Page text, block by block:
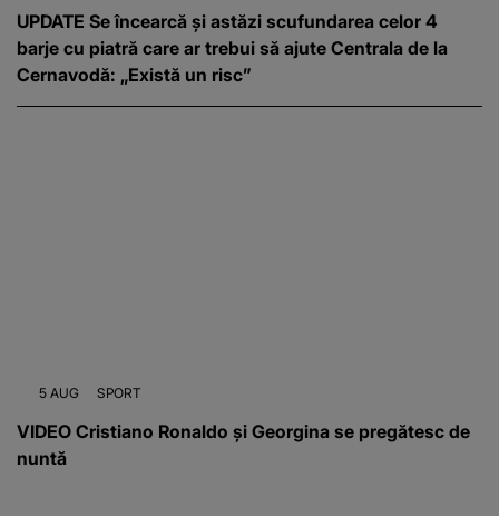
UPDATE Se încearcă și astăzi scufundarea celor 4
barje cu piatră care ar trebui să ajute Centrala de la
Cernavodă: „Există un risc”
5 AUG SPORT
VIDEO Cristiano Ronaldo și Georgina se pregătesc de
nuntă